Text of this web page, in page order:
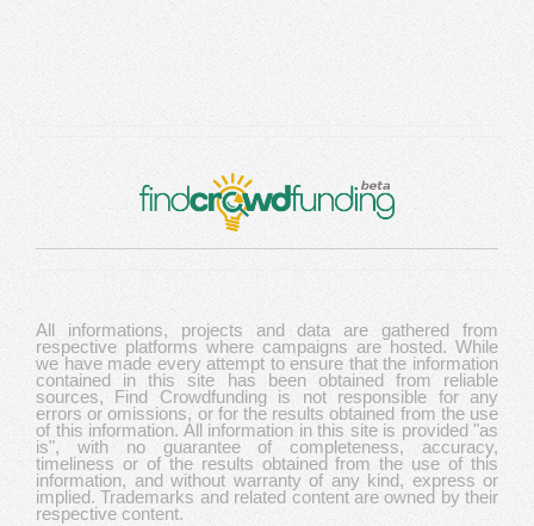
All informations, projects and data are gathered from
respective platforms where campaigns are hosted. While
we have made every attempt to ensure that the information
contained in this site has been obtained from reliable
sources, Find Crowdfunding is not responsible for any
errors or omissions, or for the results obtained from the use
of this information. All information in this site is provided "as
is", with no guarantee of completeness, accuracy,
timeliness or of the results obtained from the use of this
information, and without warranty of any kind, express or
implied. Trademarks and related content are owned by their
respective content.